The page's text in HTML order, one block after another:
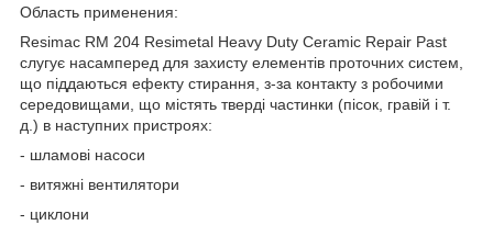
Область применения:
Resimac RM 204 Resimetal Heavy Duty Ceramic Repair Past
слугує насамперед для захисту елементів проточних систем,
що піддаються ефекту стирання, з-за контакту з робочими
середовищами, що містять тверді частинки (пісок, гравій і т.
д.) в наступних пристроях:
- шламові насоси
- витяжні вентилятори
- циклони